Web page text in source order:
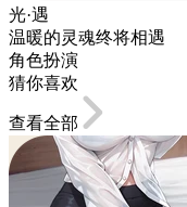
光·遇
温暖的灵魂终将相遇
角色扮演
猜你喜欢
查看全部